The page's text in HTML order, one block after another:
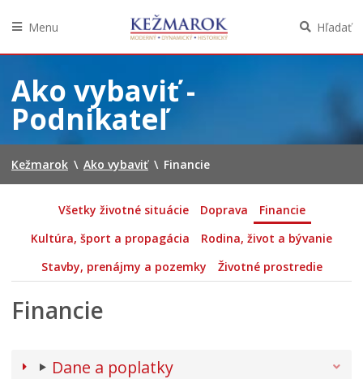
obsah
Menu Hľadať
Ako vybaviť -
Podnikateľ
Kežmarok \ Ako vybaviť \ Financie
Všetky životné situácie Doprava
Financie
Kultúra, šport a propagácia
Rodina, život a bývanie
Stavby, prenájmy a pozemky
Životné prostredie
Financie
Dane a poplatky